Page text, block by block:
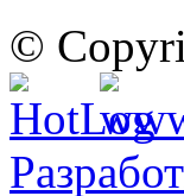
©